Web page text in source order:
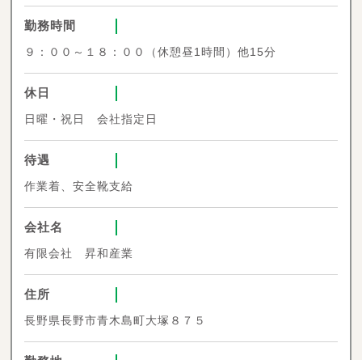
勤務時間
９：００～１８：００（休憩昼1時間）他15分
休日
日曜・祝日 会社指定日
待遇
作業着、安全靴支給
会社名
有限会社 昇和産業
住所
長野県長野市青木島町大塚８７５